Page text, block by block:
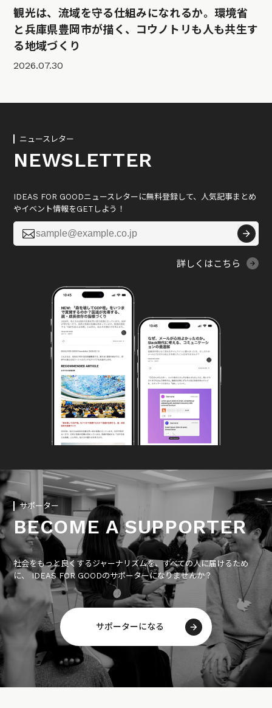
観光は、流域を守る仕組みになれるか。環境省
と兵庫県豊岡市が描く、コウノトリも人も共生す
る地域づくり
2026.07.30
ニュースレター
NEWSLETTER
IDEAS FOR GOODニュースレターに無料登録して、人気記事まとめ
やイベント情報をGETしよう！

詳しくはこちら
サポーター
BECOME A SUPPORTER
社会をもっと良くするジャーナリズムを、すべての人に届けるため
に、 IDEAS FOR GOODのサポーターになりませんか？
サポーターになる